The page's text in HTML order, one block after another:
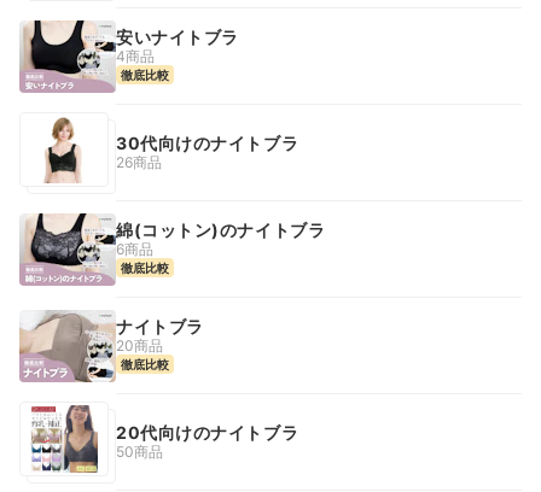
安いナイトブラ
4商品
徹底比較
30代向けのナイトブラ
26商品
綿(コットン)のナイトブラ
6商品
徹底比較
ナイトブラ
20商品
徹底比較
20代向けのナイトブラ
50商品